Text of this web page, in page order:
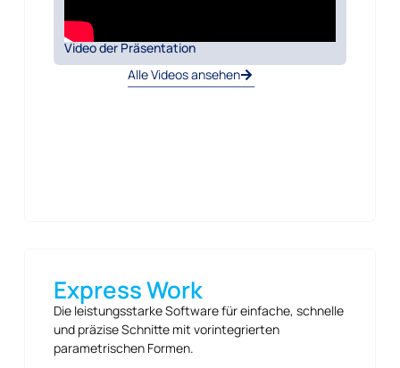
Video der Präsentation
Alle Videos ansehen
Express Work
Die leistungsstarke Software für einfache, schnelle
und präzise Schnitte mit vorintegrierten
parametrischen Formen.